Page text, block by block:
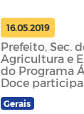
16.05.2019
Prefeito, Sec.
Agricultura e
do Programa
Doce
Encontro
Programa
Gerais